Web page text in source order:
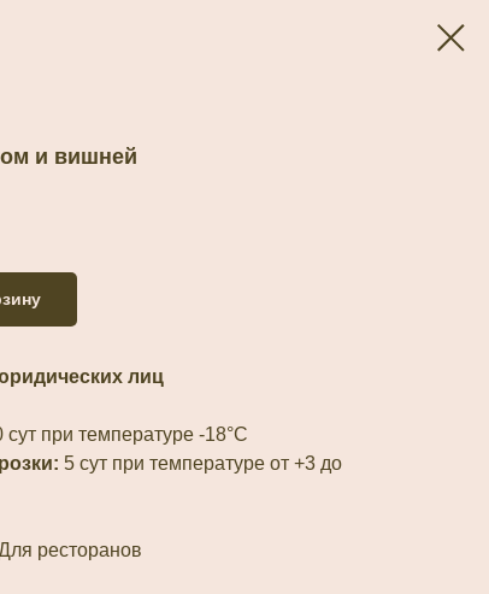
и вишней
лиц
сут при температуре -18°С
5 сут при температуре от +3 до
ресторанов